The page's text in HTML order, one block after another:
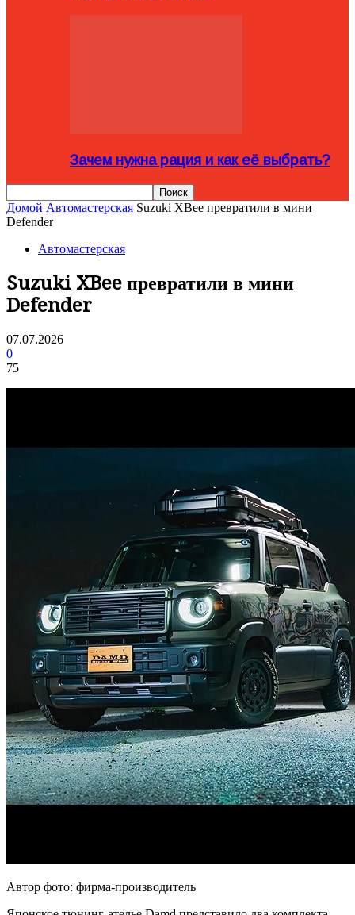
Зачем нужна рация и как её выбрать?
Домой Автомастерская Suzuki XBee превратили в мини
Defender
Автомастерская
Suzuki XBee превратили в мини
Defender
07.07.2026
0
75
Автор фото: фирма-производитель